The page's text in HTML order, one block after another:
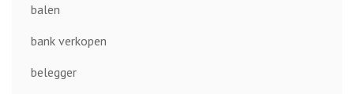
balen
bank verkopen
belegger